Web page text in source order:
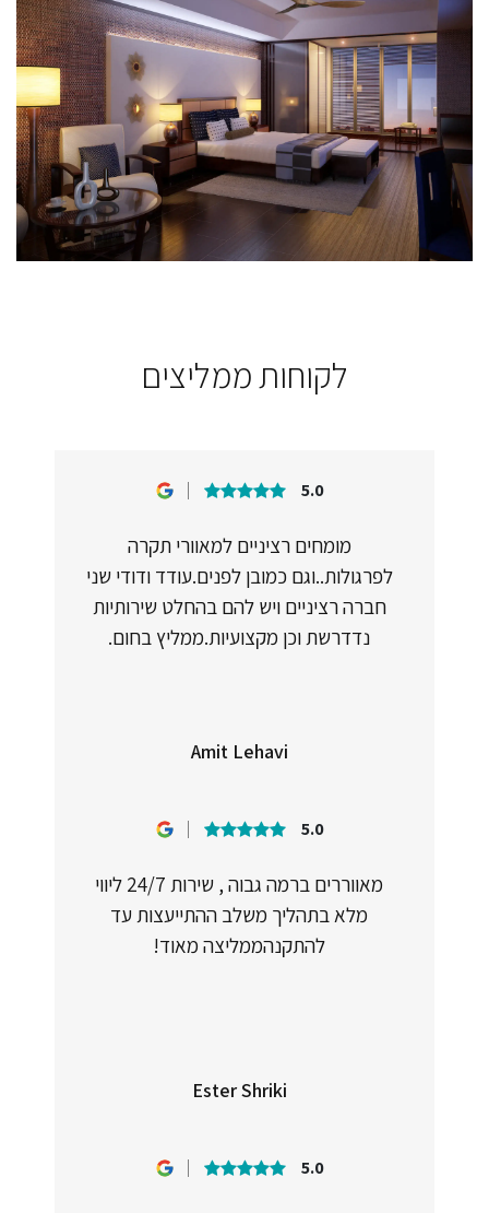
לקוחות ממליצים
5.0
מומחים רציניים למאוורי תקרה
לפרגולות..וגם כמובן לפנים.עודד ודודי שני
חברה רציניים ויש להם בהחלט שירותיות
נדדרשת וכן מקצועיות.ממליץ בחום.
Amit Lehavi
5.0
מאווררים ברמה גבוה , שירות 24/7 ליווי
מלא בתהליך משלב ההתייעצות עד
להתקנהממליצה מאוד!
Ester Shriki
5.0